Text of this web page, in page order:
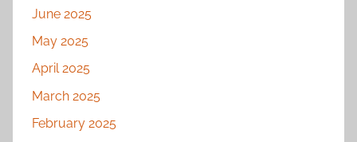
June 2025
May 2025
April 2025
March 2025
February 2025